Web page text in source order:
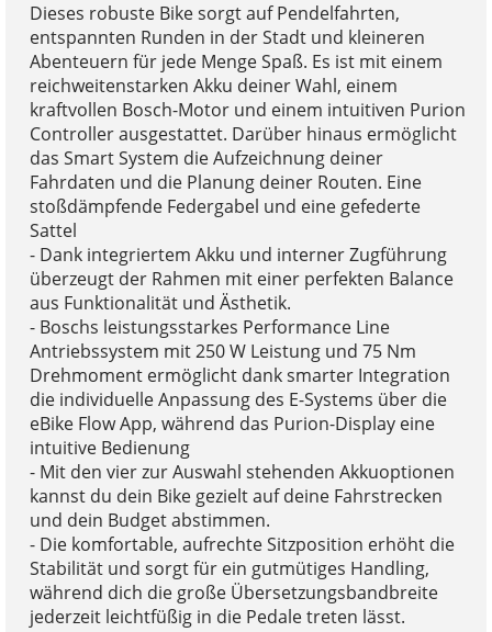
Dieses robuste Bike sorgt auf Pendelfahrten,
entspannten Runden in der Stadt und kleineren
Abenteuern für jede Menge Spaß. Es ist mit einem
reichweitenstarken Akku deiner Wahl, einem
kraftvollen Bosch-Motor und einem intuitiven Purion
Controller ausgestattet. Darüber hinaus ermöglicht
das Smart System die Aufzeichnung deiner
Fahrdaten und die Planung deiner Routen. Eine
stoßdämpfende Federgabel und eine gefederte
Sattel
- Dank integriertem Akku und interner Zugführung
überzeugt der Rahmen mit einer perfekten Balance
aus Funktionalität und Ästhetik.
- Boschs leistungsstarkes Performance Line
Antriebssystem mit 250 W Leistung und 75 Nm
Drehmoment ermöglicht dank smarter Integration
die individuelle Anpassung des E-Systems über die
eBike Flow App, während das Purion-Display eine
intuitive Bedienung
- Mit den vier zur Auswahl stehenden Akkuoptionen
kannst du dein Bike gezielt auf deine Fahrstrecken
und dein Budget abstimmen.
- Die komfortable, aufrechte Sitzposition erhöht die
Stabilität und sorgt für ein gutmütiges Handling,
während dich die große Übersetzungsbandbreite
jederzeit leichtfüßig in die Pedale treten lässt.